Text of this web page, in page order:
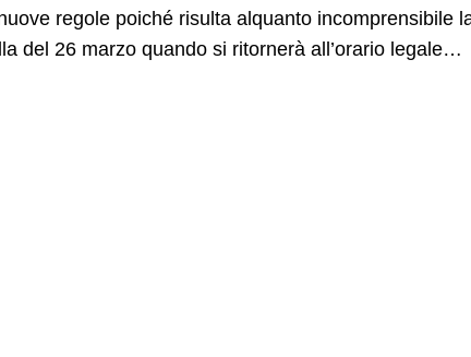
regole poiché risulta alquanto incomprensibile
del 26 marzo quando si ritornerà all’orario legale…